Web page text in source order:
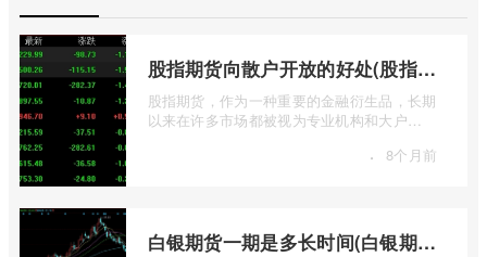
股指期货向散户开放的好处(股指期货对利空信息更加敏感吗)
股指期货，作为一种重要的金融衍生品，长期
以来在许多市场都被视为专业机构和大户
· 8个月前
白银期货一期是多长时间(白银期货涨幅一天最高多少)